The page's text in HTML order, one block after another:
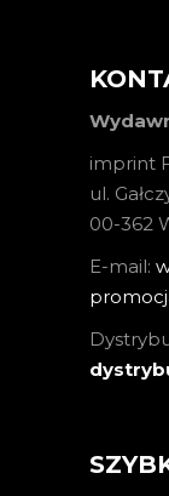
imprint
ul.
00-362
E-mail: